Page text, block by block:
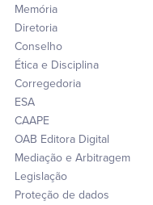
Memória
Diretoria
Conselho
Ética e Disciplina
Corregedoria
ESA
CAAPE
OAB Editora Digital
Mediação e Arbitragem
Legislação
Proteção de dados